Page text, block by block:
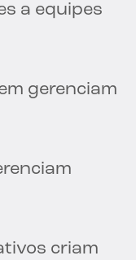
a equipes
gerenciam
criam